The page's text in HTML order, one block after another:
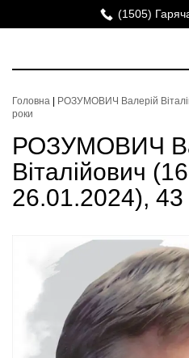
(1505)
Головна
РОЗУМОВИЧ Валерій
роки
РОЗУМОВИЧ
Віталійович
26.01.2024), 43